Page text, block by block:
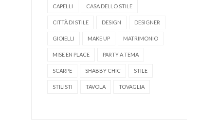
CAPELLI CASA DELLO STILE
CITTÀ DI STILE DESIGN DESIGNER
GIOIELLI MAKE UP MATRIMONIO
MISE EN PLACE PARTY A TEMA
SCARPE SHABBY CHIC STILE
STILISTI TAVOLA TOVAGLIA